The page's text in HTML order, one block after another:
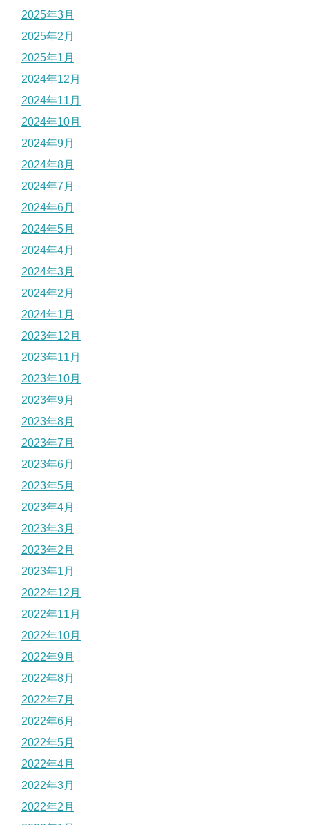
2025年3月
2025年2月
2025年1月
2024年12月
2024年11月
2024年10月
2024年9月
2024年8月
2024年7月
2024年6月
2024年5月
2024年4月
2024年3月
2024年2月
2024年1月
2023年12月
2023年11月
2023年10月
2023年9月
2023年8月
2023年7月
2023年6月
2023年5月
2023年4月
2023年3月
2023年2月
2023年1月
2022年12月
2022年11月
2022年10月
2022年9月
2022年8月
2022年7月
2022年6月
2022年5月
2022年4月
2022年3月
2022年2月